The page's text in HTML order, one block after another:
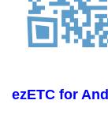
ezETC for